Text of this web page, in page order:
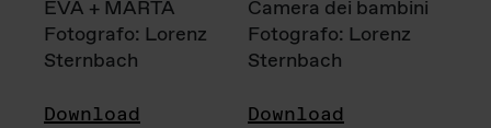
EVA + MARTA
Fotografo: Lorenz
Sternbach
Download
Camera dei bambini
Fotografo: Lorenz
Sternbach
Download